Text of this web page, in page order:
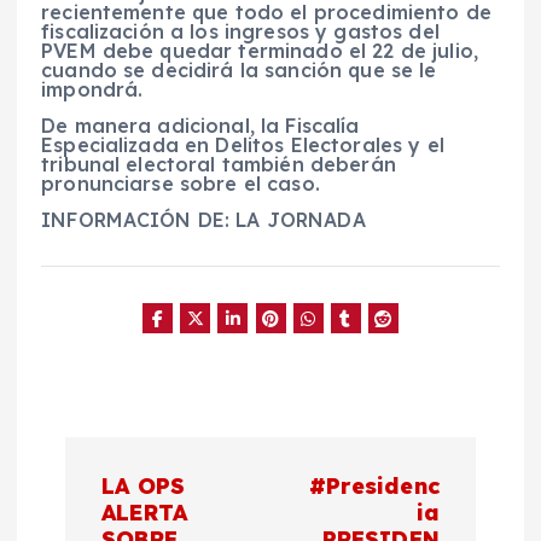
recientemente que todo el procedimiento de
fiscalización a los ingresos y gastos del
PVEM debe quedar terminado el 22 de julio,
cuando se decidirá la sanción que se le
impondrá.
De manera adicional, la Fiscalía
Especializada en Delitos Electorales y el
tribunal electoral también deberán
pronunciarse sobre el caso.
INFORMACIÓN DE: LA JORNADA
LA OPS
ALERTA
#Presidenc
ia